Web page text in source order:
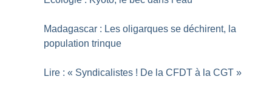
Madagascar : Les oligarques se déchirent, la
population trinque
Lire : « Syndicalistes ! De la CFDT à la CGT »